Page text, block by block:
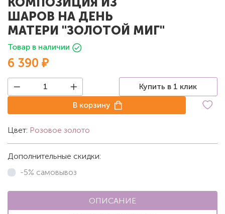
ШАРОВ НА ДЕНЬ
МАТЕРИ "ЗОЛОТОЙ МИГ"
Товар в наличии
6 390 ₽
Купить в 1 клик
В корзину
Цвет: Розовое золото
Дополнительные скидки:
-5% самовывоз
ОПИСАНИЕ